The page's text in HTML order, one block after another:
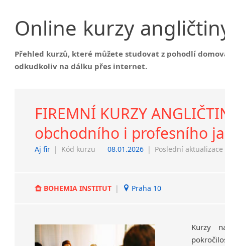
Výuka angličtiny Praha
Výuka angličtiny Brno
Firemní výuka angličtiny
Výuka angličtiny online
Výuka angličtina pro děti
Výuka angličtiny přes skype
Lektoři a učitelé angličtiny
Učitelé angličtiny
Učitelé angličtiny Ostrava
Online kurzy
Přehled kurzů, které můžete studovat z pohodlí
odkudkoliv na dálku přes internet.
FIREMNÍ KURZY
obchodního i profesního
Aj fir | Kód kurzu 08.01.2026 | Poslední aktualizace
BOHEMIA INSTITUT | Praha 10
Kurzy